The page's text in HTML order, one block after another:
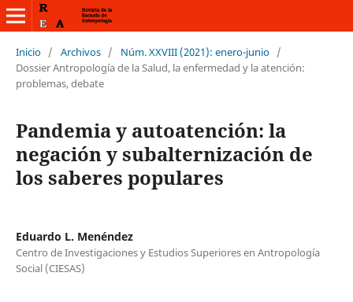
Inicio / Archivos / Núm. XXVIII (2021): enero-junio /
Dossier Antropología de la Salud, la enfermedad y la atención:
problemas, debate
Pandemia y autoatención: la
negación y subalternización de
los saberes populares
Eduardo L. Menéndez
Centro de Investigaciones y Estudios Superiores en Antropología
Social (CIESAS)